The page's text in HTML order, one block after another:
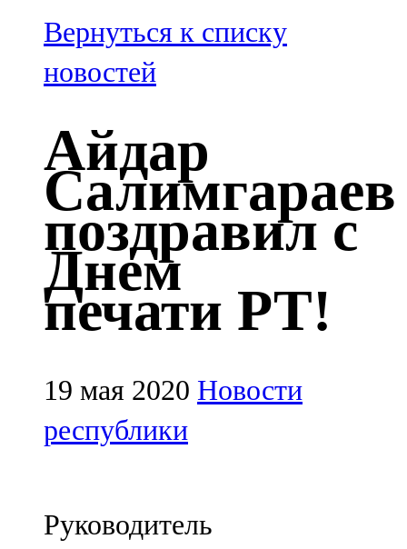
100,3 FM
Зәй
106,6 FM
Кадыбаш
105,2 FM
Казан
91,5 FM
Кайбыч
106,1 FM
Кама тамагы
71,51 FM
Кукмара
Лениногорский
Вернуться к списку
новостей
Айдар
Салимгараев
поздравил с
Днем
печати РТ!
19 мая 2020 Новости
республики
Руководитель